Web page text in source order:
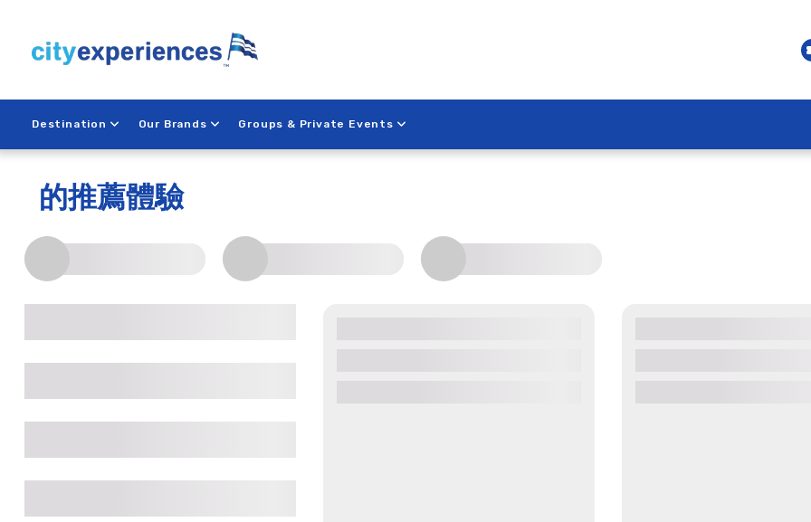
content
Destination Our Brands Groups & Private Events
Sacramento
的推薦體驗